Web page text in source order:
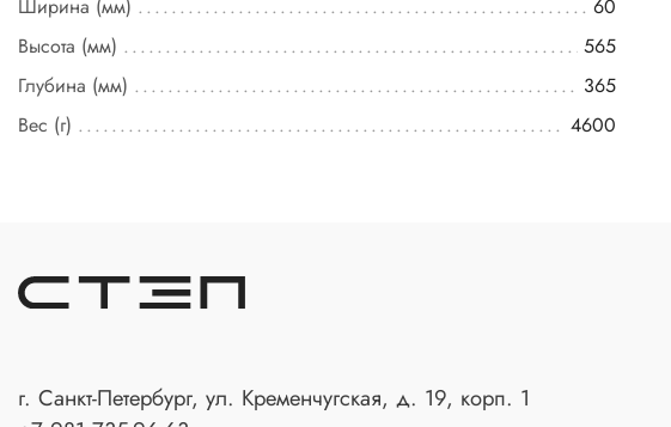
Ширина (мм)
60
Высота (мм)
565
Глубина (мм)
365
Вес (г)
4600
г. Санкт-Петербург, ул. Кременчугская, д. 19, корп. 1